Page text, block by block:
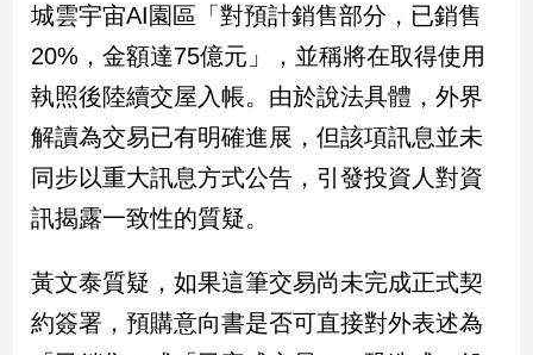
娛
樂
樂
星
聞
流
時
追
城雲宇宙AI園區「對預計銷售部分，已銷售
20%，金額達75億元」，並稱將在取得使用
執照後陸續交屋入帳。由於說法具體，外界
解讀為交易已有明確進展，但該項訊息並未
同步以重大訊息方式公告，引發投資人對資
訊揭露一致性的質疑。
黃文泰質疑，如果這筆交易尚未完成正式契
約簽署，預購意向書是否可直接對外表述為